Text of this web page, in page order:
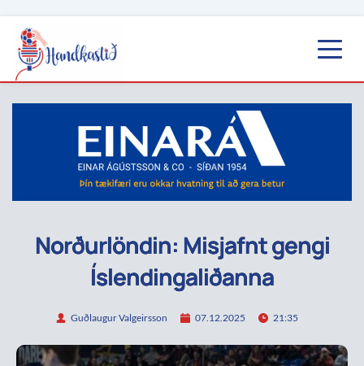
Norðurlöndin: Misjafnt gengi
Íslendingaliðanna
Guðlaugur Valgeirsson 07.12.2025 21:35